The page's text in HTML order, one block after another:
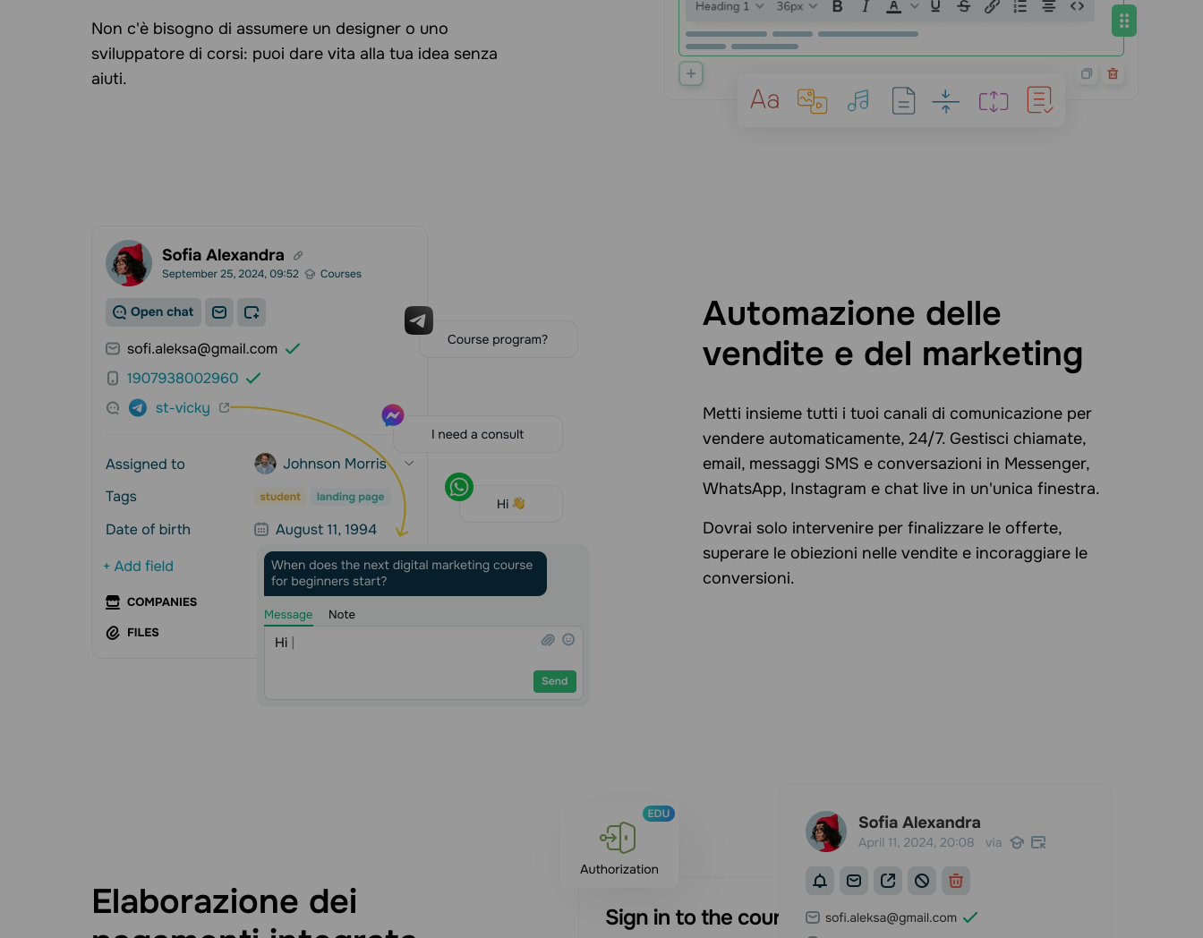
Non c'è bisogno di assumere un designer o uno
sviluppatore di corsi: puoi dare vita alla tua idea senza
aiuti.
Automazione delle
vendite e del marketing
Metti insieme tutti i tuoi canali di comunicazione per
vendere automaticamente, 24/7. Gestisci chiamate,
email, messaggi SMS e conversazioni in Messenger,
WhatsApp, Instagram e chat live in un'unica finestra.
Dovrai solo intervenire per finalizzare le offerte,
superare le obiezioni nelle vendite e incoraggiare le
conversioni.
Elaborazione dei